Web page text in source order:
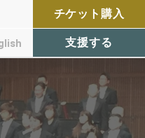
チケット購入
支援する